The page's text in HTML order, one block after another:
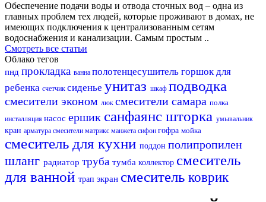
Обеспечение подачи воды и отвода сточных вод – одна из
главных проблем тех людей, которые проживают в домах, не
имеющих подключения к централизованным сетям
водоснабжения и канализации. Самым простым ..
Смотреть все статьи
Облако тегов
пнд прокладка ванна полотенцесушитель горшок для
ребенка счетчик сиденье унитаз шкаф подводка
смесители эконом люк смесители самара полка
инсталляция насос ершик санфаянс шторка умывальник
кран арматура смесители матрикс манжета сифон гофра мойка
смеситель для кухни поддон полипропилен
шланг радиатор труба тумба коллектор смеситель
для ванной трап экран смеситель коврик